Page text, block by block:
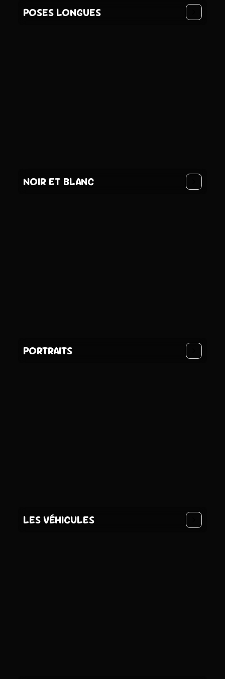
POSES LONGUES
NOIR ET BLANC
PORTRAITS
LES VÉHICULES